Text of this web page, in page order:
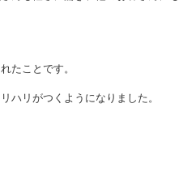
たことです。
ハリがつくようになりました。